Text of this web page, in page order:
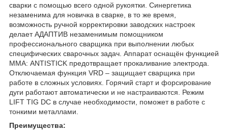
сварки с помощью всего одной рукоятки. Синергетика
незаменима для новичка в сварке, в то же время,
возможность ручной корректировки заводских настроек
делает АДАПТИВ незаменимым помощником
профессионального сварщика при выполнении любых
специфических сварочных задач. Аппарат оснащён функцией
ММА: ANTISTICK предотвращает прокаливание электрода.
Отключаемая функция VRD – защищает сварщика при
работе в сложных условиях. Горячий старт и форсирование
дуги работают автоматически и не настраиваются. Режим
LIFT TIG DC в случае необходимости, поможет в работе с
тонкими металлами.
Преимущества: